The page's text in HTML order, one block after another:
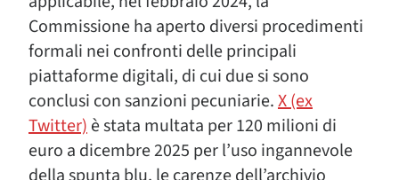
Commissione ha aperto diversi procedimenti
formali nei confronti delle principali
piattaforme digitali, di cui due si sono
conclusi con sanzioni pecuniarie.X (ex
Twitter)è stata multata per 120 milioni di
euro a dicembre 2025 per l’uso ingannevole